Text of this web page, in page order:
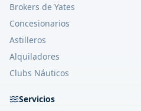
Brokers de Yates
Concesionarios
Astilleros
Alquiladores
Clubs Náuticos
Servicios